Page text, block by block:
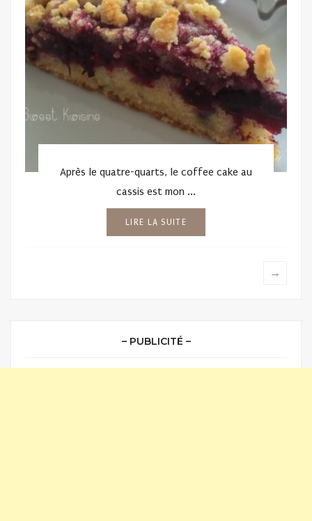
Après le quatre-quarts, le coffee cake au
cassis est mon ...
LIRE LA SUITE
→
– PUBLICITÉ –